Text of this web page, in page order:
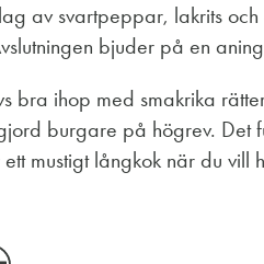
av svartpeppar, lakrits
bjuder på en
bra ihop med smakrika
burgare på högrev. Det
ett mustigt långkok när du